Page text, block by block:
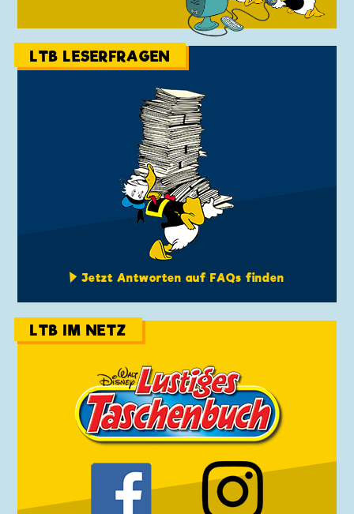
LTB LESERFRAGEN
Jetzt Antworten auf FAQs finden
LTB IM NETZ